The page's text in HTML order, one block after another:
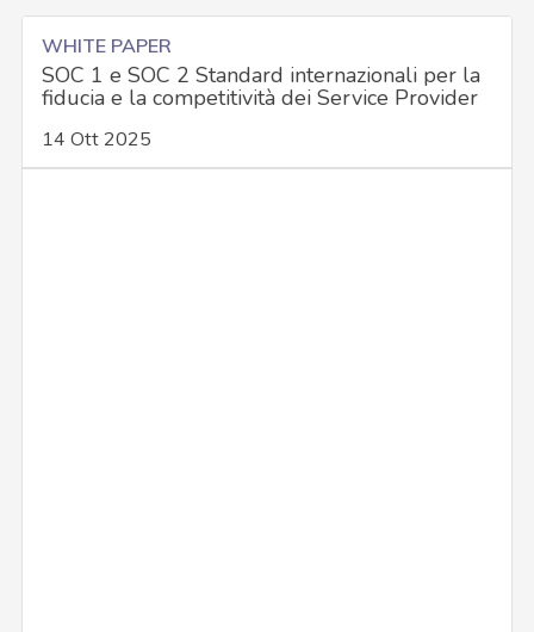
WHITE PAPER
SOC 1 e SOC 2 Standard internazionali per la
fiducia e la competitività dei Service Provider
14 Ott 2025